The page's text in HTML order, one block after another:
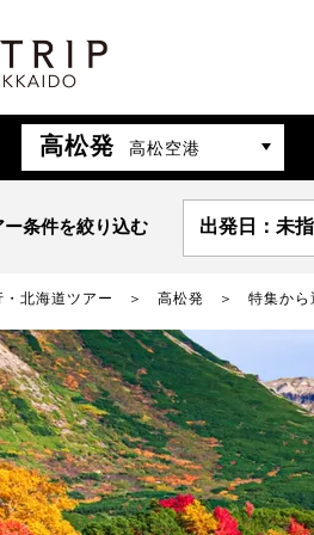
高松発 高松空港
ー条件を絞り込む 出発日：未
北海道ツアー 高松発 特集から